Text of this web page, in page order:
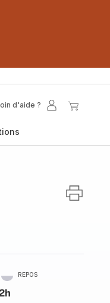
d'aide ?
Mon
REPOS
2h